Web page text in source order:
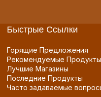
Быстрые Ссылки
Горящие Предложения
Рекомендуемые Продукты
Лучшие Магазины
Последние Продукты
Часто задаваемые